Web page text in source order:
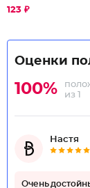
123 ₽
Оценки
100%
из 1
Настя
Очень